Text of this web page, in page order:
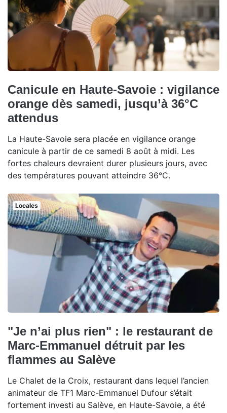
Canicule en Haute-Savoie : vigilance
orange dès samedi, jusqu’à 36°C
attendus
La Haute-Savoie sera placée en vigilance orange
canicule à partir de ce samedi 8 août à midi. Les
fortes chaleurs devraient durer plusieurs jours, avec
des températures pouvant atteindre 36°C.
Locales
"Je n’ai plus rien" : le restaurant de
Marc-Emmanuel détruit par les
flammes au Salève
Le Chalet de la Croix, restaurant dans lequel l’ancien
animateur de TF1 Marc-Emmanuel Dufour s’était
fortement investi au Salève, en Haute-Savoie, a été